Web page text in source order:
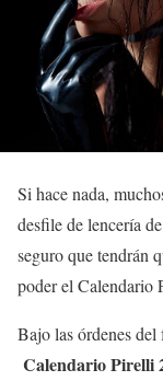
Si hace nada,
desfile de lencería
seguro que tendrán
poder el Calendario
Bajo las órdenes
Calendario Pirelli